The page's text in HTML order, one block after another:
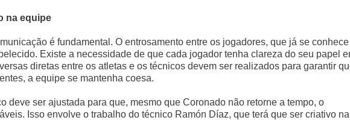
na equipe
é fundamental. O entrosamento entre os jogadores, que já se conhece
Existe a necessidade de que cada jogador tenha clareza do seu papel
diretas entre os atletas e os técnicos devem ser realizados para garantir
a equipe se mantenha coesa.
deve ser ajustada para que, mesmo que Coronado não retorne a tempo, o
Isso envolve o trabalho do técnico Ramón Díaz, que terá que ser criativo na